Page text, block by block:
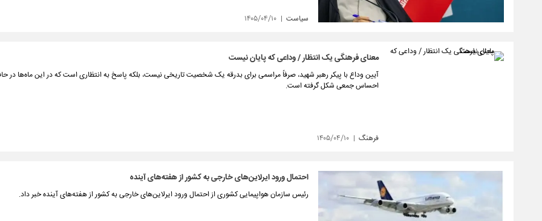
سیاست ۱۴۰۵/۰۴/۱۰
معنای فرهنگی یک انتظار / وداعی که پایان نیست
آیین وداع با پیکر رهبر شهید، صرفاً مراسمی برای بدرقه یک شخصیت تاریخی نیست، بلکه پاسخ به انتظاری است که در این ماه‌ها در
احساس جمعی شکل گرفته است.
فرهنگ ۱۴۰۵/۰۴/۱۰
احتمال ورود ایرلاین‌های خارجی به کشور از هفته‌های آینده
رئیس سازمان هواپیمایی کشوری از احتمال ورود ایرلاین‌های خارجی به کشور از هفته‌های آینده خبر داد.